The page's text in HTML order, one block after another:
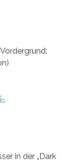
in der „Dark